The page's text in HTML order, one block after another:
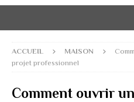
ACCUEIL MAISON
projet professionnel
Comment ouvrir